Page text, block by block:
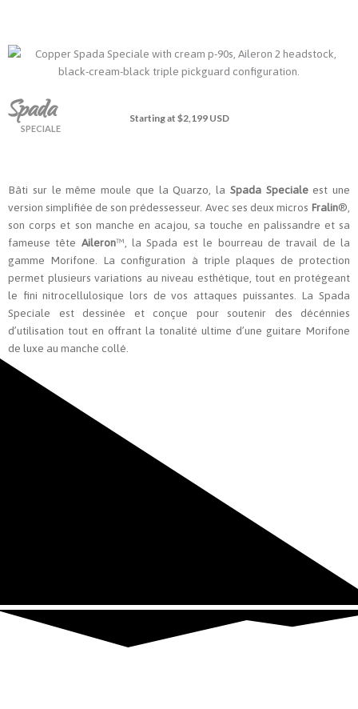
Starting at $2,199 USD
Spada
SPECIALE
Bâti sur le même moule que la Quarzo, la Spada Specialeest une
version simplifiée de son prédessesseur. Avec ses deux micros Fralin®,
son corps et son manche en acajou, sa touche en palissandre et sa
fameuse tête Aileron™, la Spada est le bourreau de travail de la
gamme Morifone. La configuration à triple plaques de protection
permet plusieurs variations au niveau esthétique, tout en protégeant
le fini nitrocellulosique lors de vos attaques puissantes. La Spada
Speciale est dessinée et conçue pour soutenir des décénnies
d’utilisation tout en offrant la tonalité ultime d’une guitare Morifone
de luxe au manche collé.